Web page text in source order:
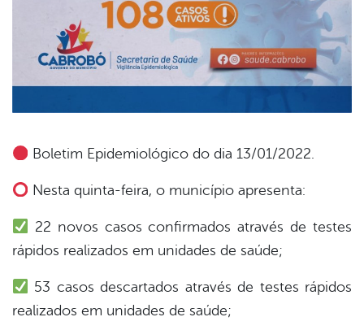
Boletim Epidemiológico do dia 13/01/2022.
Nesta quinta-feira, o município apresenta:
22 novos casos confirmados através de testes
rápidos realizados em unidades de saúde;
53 casos descartados através de testes rápidos
realizados em unidades de saúde;